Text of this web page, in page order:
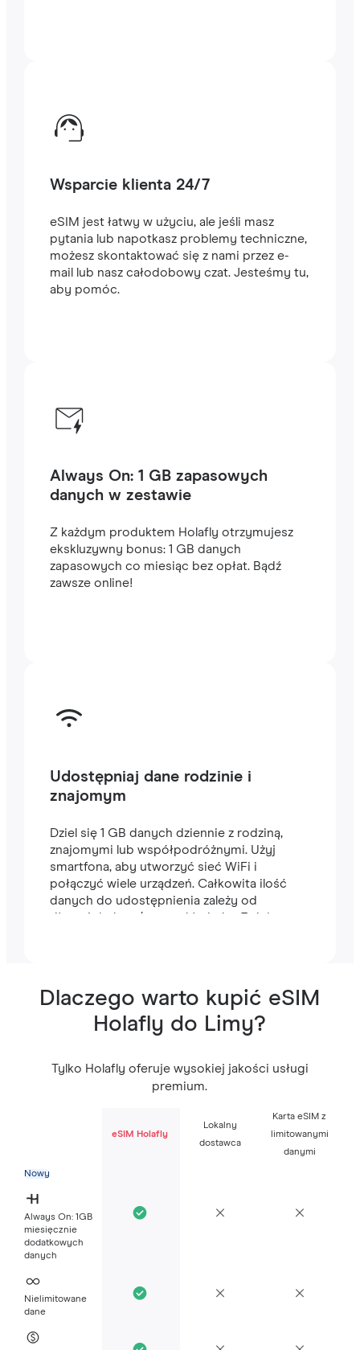
Wsparcie klienta 24/7
eSIM jest łatwy w użyciu, ale jeśli masz
pytania lub napotkasz problemy techniczne,
możesz skontaktować się z nami przez e-
mail lub nasz całodobowy czat. Jesteśmy tu,
aby pomóc.
Always On: 1 GB zapasowych
danych w zestawie
Z każdym produktem Holafly otrzymujesz
ekskluzywny bonus: 1 GB danych
zapasowych co miesiąc bez opłat. Bądź
zawsze online!
Udostępniaj dane rodzinie i
znajomym
Dziel się 1 GB danych dziennie z rodziną,
znajomymi lub współpodróżnymi. Użyj
smartfona, aby utworzyć sieć WiFi i
połączyć wiele urządzeń. Całkowita ilość
danych do udostępnienia zależy od
długości planu (na przykład plan 7-dniowy
Dlaczego warto kupić eSIM
Holafly do Limy?
Tylko Holafly oferuje wysokiej jakości usługi
premium.
eSIM Holafly
Lokalny
dostawca
Karta eSIM z
limitowanymi
danymi
Nowy
Always On: 1GB
miesięcznie
dodatkowych
danych
Nielimitowane
dane